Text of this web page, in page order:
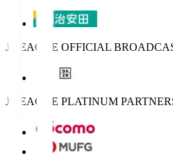
J.LEAGUE OFFICIAL
J.LEAGUE PLATINUM